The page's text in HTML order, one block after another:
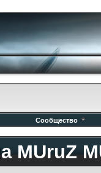
Сообщество
MUruZ